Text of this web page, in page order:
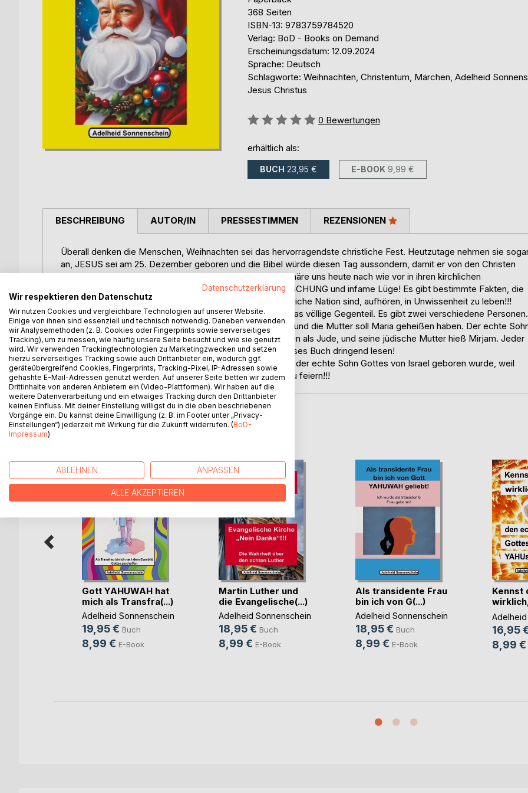
368 Seiten
ISBN-13: 9783759784520
Verlag: BoD - Books on Demand
Erscheinungsdatum: 12.09.2024
Sprache: Deutsch
Schlagworte: Weihnachten, Christentum, Märchen, Adelheid
Jesus Christus
Bewertung::
0 Bewertungen
erhältlich als:
BUCH 23,95 € E-BOOK 9,99 €
BESCHREIBUNG
Überall denken die Menschen, Weihnachten sei das hervorragendste christliche Fest. Heutzutage nehmen sie
an, JESUS sei am 25. Dezember geboren und die Bibel würde diesen Tag aussondern, damit er von den Christen
besonders gefeiert wird. Das versuchen religiöse Funktionäre uns heute nach wie vor in ihren kirchlichen
Märchenstunden zu er-zählen. DOCH DAS IST EINE TÄUSCHUNG und infame Lüge! Es gibt bestimmte Fakten, die
wir kennen sollten. Lasst uns, die wir angeblich eine christliche Nation sind, aufhören, in Unwissenheit zu leben!!!
Weihnachten ist jedoch alles andere als Christlich. Es ist das völlige Gegenteil. Es gibt zwei verschiedene Personen.
Jesus Christus soll am 24. Dezember 0000 geboren sein, und die Mutter soll Maria geheißen haben. Der echte
Gottes ist jedoch am 11. September 0003 v. d. Zw. geboren als Jude, und seine jüdische Mutter hieß Mirjam. Jeder
der sich Christ oder entschiedener Christ nennt, sollte dieses Buch dringend lesen!
Die meisten Menschen wollen nicht wirklich wissen, wann der echte Sohn Gottes von Israel geboren wurde, weil
dies bedeutet, dass sie aufhören müssen, Weihnachten zu feiern!!!
AUTOR/IN PRESSESTIMMEN REZENSIONEN
WEITERE TITEL BEIBoD
Gott YAHUWAH hat
mich als Transfra(...)
Adelheid Sonnenschein
19,95 € Buch
8,99 € E-Book
Martin Luther und
die Evangelische(...)
Adelheid Sonnenschein
18,95 € Buch
8,99 € E-Book
Als transidente Frau
bin ich von G(...)
Adelheid Sonnenschein
18,95 € Buch
8,99 € E-Book
Kennst
16,95
8,99 €
Datenschutzerklärung
Wir respektieren den Datenschutz
Wir nutzen Cookies und vergleichbare Technologien auf unserer Website.
Einige von ihnen sind essenziell und technisch notwendig. Daneben verwenden
wir Analysemethoden (z. B. Cookies oder Fingerprints sowie serverseitiges
Tracking), um zu messen, wie häufig unsere Seite besucht und wie sie genutzt
wird. Wir verwenden Trackingtechnologien zu Marketingzwecken und setzen
hierzu serverseitiges Tracking sowie auch Drittanbieter ein, wodurch ggf.
geräteübergreifend Cookies, Fingerprints, Tracking-Pixel, IP-Adressen sowie
gehashte E-Mail-Adressen genutzt werden. Auf unserer Seite betten wir zudem
Drittinhalte von anderen Anbietern ein (Video-Plattformen). Wir haben auf die
weitere Datenverarbeitung und ein etwaiges Tracking durch den Drittanbieter
keinen Einfluss. Mit deiner Einstellung willigst du in die oben beschriebenen
Vorgänge ein. Du kannst deine Einwilligung (z. B. im Footer unter „Privacy-
Einstellungen“) jederzeit mit Wirkung für die Zukunft widerrufen. (BoD-
Impressum)
ABLEHNEN ANPASSEN
ALLE AKZEPTIEREN